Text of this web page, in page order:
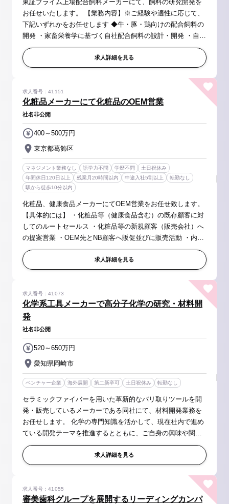
東証プライム上場配合飼料メーカーにて、飼料の研究開発を
お任せいたします。 【業務内容】※ご経験や適性に応じて、
下記いずれかをお任せします ◆牛・豚・鶏向けの配合飼料の
開発 ・家畜栄養学に基づく自社配合飼料の設計・開発 ・自社
農場での家畜給餌試験結果の確認・評価 ・お客様先でのフィ
ールド試験の実施 ...
求人詳細を見る
化粧品メーカーにて化粧品のOEM営業
求人番号：41151
社名非公開
東京都葛飾区
400～500万円
マネジメント業務なし 語学力不問 学歴不問
土日祝休み
年間休日120日以上
残業月20時間以内 中途入社5割以上
転勤なし
駅から徒歩10分以内
化粧品、健康食品メーカーにてOEM営業をお任せ致します。
【具体的には】 ・化粧品等（健康食品含む）の既存顧客に対
してのルートセールス ・化粧品等の新規顧客（販売会社）へ
の提案営業 ・OEM先とNB顧客へ販促並びに販売活動 ・内部
関連スタッフと外部購買業者と商品企画～生産計画～納期、
販促活動までの進捗...
求人詳細を見る
化学系工具メーカーで高分子化学の研究・材料開
発
求人番号：41073
社名非公開
愛知県岡崎市
520～650万円
ベンチャー企業 海外展開 第二新卒可 土日祝休み 転勤なし
セラミックファイバーを用いた革新的なバリ取りツールを開
発・販売しているメーカーである同社にて、材料開発業務を
お任せします。 化学の専門知識を活かして、現在社内で進め
ている開発テーマを推進するとともに、ご自身の興味や関心
から新しい研究開発テーマを見つけ、テーマ決めから製品化
まで、材料開発を中心とし...求人詳細を見る
審美歯科グループを展開するリーディングカンパ
求人番号：41055